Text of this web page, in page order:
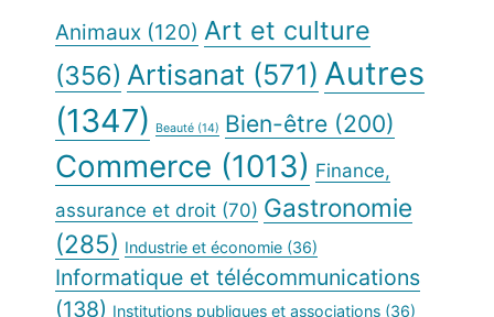
Animaux (120) Art et culture
(356) Artisanat (571) Autres
(1347)
Beauté (14) Bien-être (200)
Commerce (1013) Finance,
assurance et droit (70) Gastronomie
(285) Industrie et économie (36)
Informatique et télécommunications
(138) Institutions publiques et associations (36)